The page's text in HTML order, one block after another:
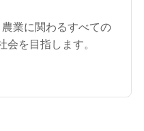
業に関わるすべての
会を目指します。